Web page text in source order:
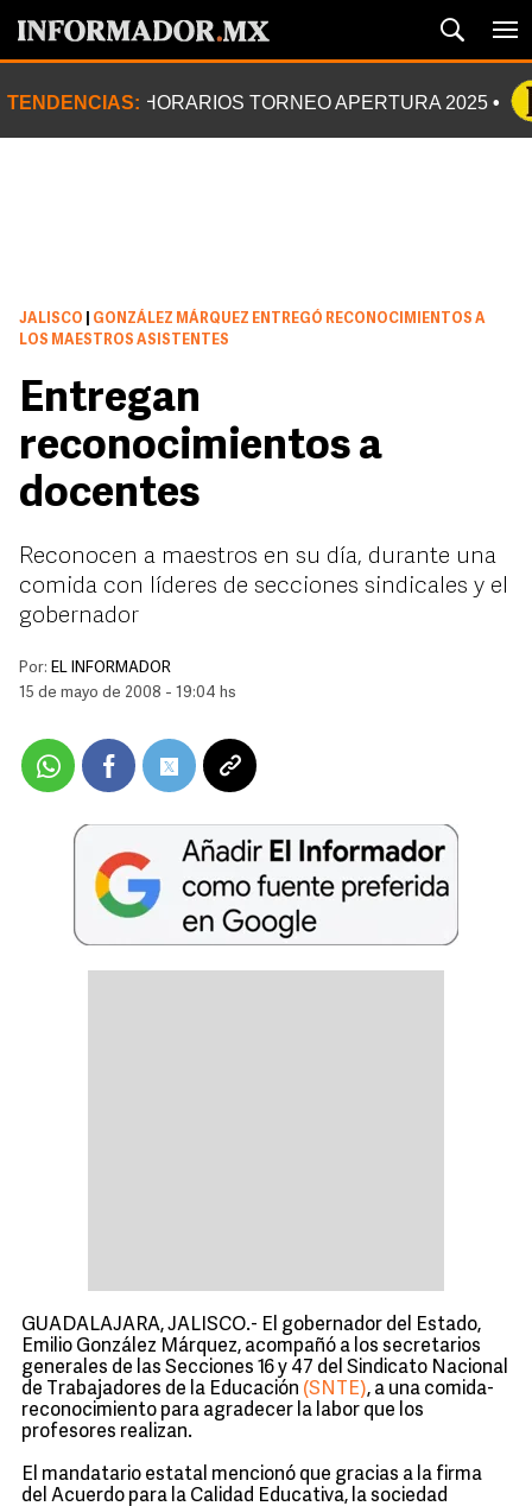
TENDENCIAS: HORARIOS TORNEO APERTURA 2025
JALISCO
GONZÁLEZ MÁRQUEZ ENTREGÓ RECONOCIMIENTOS A
LOS MAESTROS ASISTENTES
Entregan
reconocimientos a
docentes
Reconocen a maestros en su día, durante una
comida con líderes de secciones sindicales y el
gobernador
Por: EL INFORMADOR
15 de mayo de 2008 - 19:04 hs
GUADALAJARA, JALISCO.- El gobernador del Estado,
Emilio González Márquez, acompañó a los secretarios
generales de las Secciones 16 y 47 del Sindicato Nacional
de Trabajadores de la Educación (SNTE), a una comida-
reconocimiento para agradecer la labor que los
profesores realizan.
El mandatario estatal mencionó que gracias a la firma
del Acuerdo para la Calidad Educativa, la sociedad